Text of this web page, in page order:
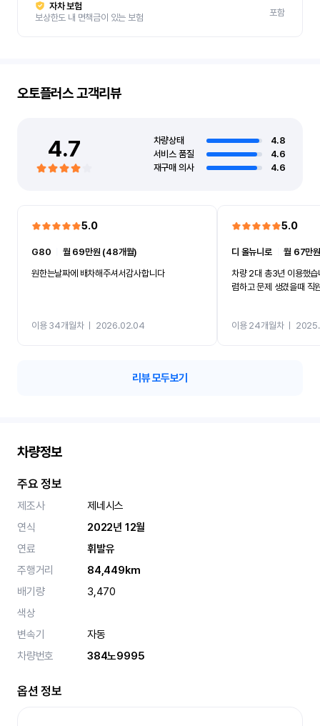
자차 보험
보상한도 내 면책금이 있는 보험
포함
오토플러스고객리뷰
4.7 차량상태
4.8
서비스 품질
4.6
재구매 의사
4.6
5.0
G80
월 69만원 (48개월)
원한는날짜에 배차해주셔서감사합니다
이용 34개월차ㅣ 2026.02.04
5.0
디 올뉴니로ㅣ월 67만
차량 2대 총3년 이용했
렴하고 문제 생겼을때 직
이용 24개월차ㅣ
리뷰 모두보기
차량정보
주요 정보
제조사
제네시스
연식
2022년 12월
연료
휘발유
주행거리
84,449km
배기량
3,470
색상
변속기
자동
차량번호
384노9995
옵션 정보